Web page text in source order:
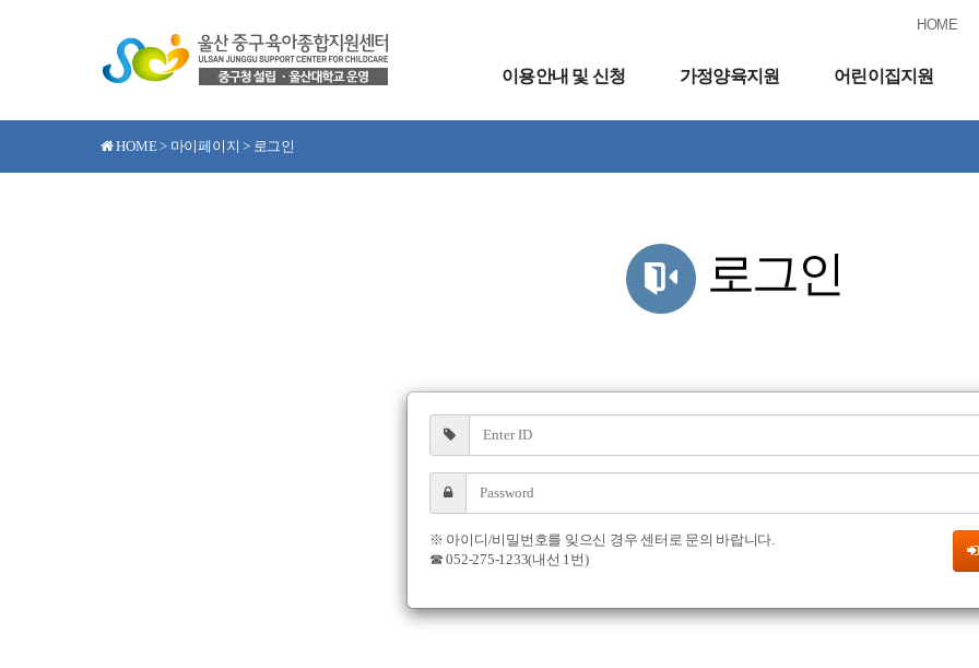
HOME
이용안내 및 신청 가정양육지원 어린이집지원
HOME > 마이페이지 > 로그인
로그인
※ 아이디/비밀번호를 잊으신 경우 센터로 문의 바랍니다.
☎ 052-275-1233(내선 1번)